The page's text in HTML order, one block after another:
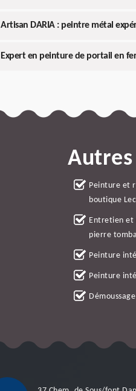
Artisan DARIA : peintre métal
Expert en peinture de portail en
Autres
Peinture et
boutique
Entretien et
pierre
Peinture
Peinture